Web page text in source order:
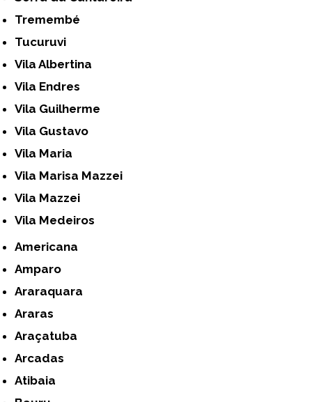
Tremembé
Tucuruvi
Vila Albertina
Vila Endres
Vila Guilherme
Vila Gustavo
Vila Maria
Vila Marisa Mazzei
Vila Mazzei
Vila Medeiros
Americana
Amparo
Araraquara
Araras
Araçatuba
Arcadas
Atibaia